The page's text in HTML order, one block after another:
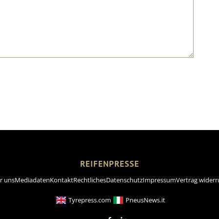
REIFENPRESSE
unsMediadatenKontaktRechtlichesDatenschutzImpressumVertrag
Tyrepress.com PneusNews.it